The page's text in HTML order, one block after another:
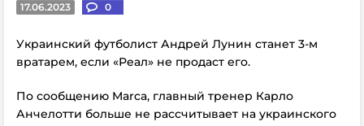
17.06.2023 0
Украинский футболист Андрей Лунин станет 3-м
вратарем, если «Реал» не продаст его.
По сообщению Marca, главный тренер Карло
Анчелотти больше не рассчитывает на украинского